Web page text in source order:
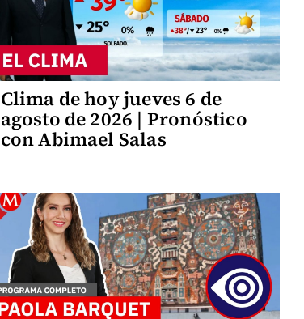
Clima de hoy jueves 6 de
agosto de 2026 | Pronóstico
con Abimael Salas